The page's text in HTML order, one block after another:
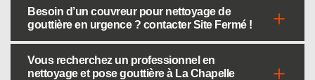
Besoin d’un couvreur pour nettoyage de
gouttière en urgence ? contacter Site Fermé !
Vous recherchez un professionnel en
nettoyage et pose gouttière à La Chapelle